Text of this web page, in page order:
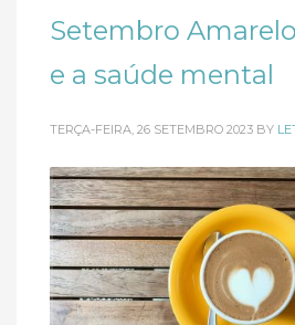
Setembro
e a saúde mental
TERÇA-FEIRA, 26 SETEMBRO 2023 BY